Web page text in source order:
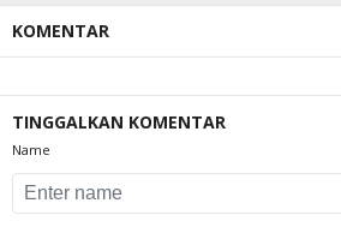
KOMENTAR
TINGGALKAN KOMENTAR
Name